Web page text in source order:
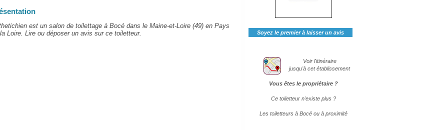
est un salon de toilettage à Bocé dans le Maine-et-Loire (49) en Pays
Loire. Lire ou déposer un avis sur ce toiletteur.
Soyez le premier à laisser un avis
Voir l'itinéraire
jusqu'à cet établissement
Vous êtes le propriétaire ?
Ce toiletteur n'existe plus ?
Les toiletteurs à Bocé ou à proximité